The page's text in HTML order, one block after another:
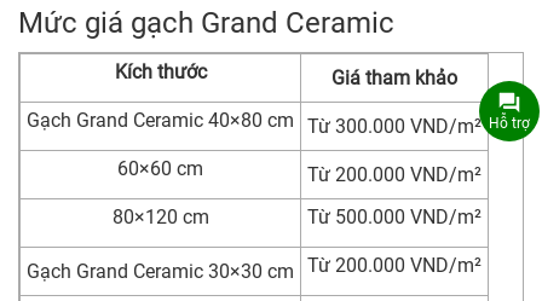
Mức giá gạch Grand Ceramic
Kích thước
Giá tham khảo
Gạch Grand Ceramic 40×80 cm
Từ 300.000 VND/m²
60×60 cm
Từ 200.000 VND/m²
80×120 cm
Từ 500.000 VND/m²
Gạch Grand Ceramic 30×30 cm Từ 200.000 VND/m²
Hỗ trợ